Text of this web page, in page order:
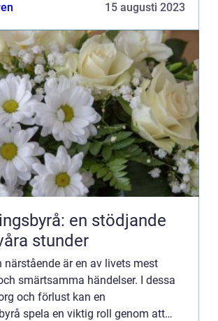
15 augusti 2023
en stödjande
stunder
närstående är en av livets mest
smärtsamma händelser. I dessa
och förlust kan en
spela en viktig roll genom att